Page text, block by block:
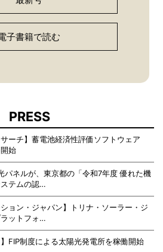
子書籍で読む
PRESS
ーチ】蓄電池経済性評価ソフトウェア
始
パネルが、東京都の「令和7年度 優れた機
テムの認…
ョン・ジャパン】トリナ・ソーラー・ジ
ットフォ…
FIP制度による太陽光発電所を稼働開始